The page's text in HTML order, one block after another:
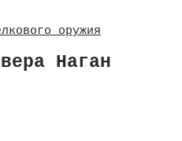
оружия
Наган